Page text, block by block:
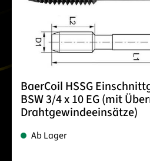
BaerCoil HSSG
BSW 3/4 x 10 EG (mit
Drahtgewindeeinsätze)
Ab Lager